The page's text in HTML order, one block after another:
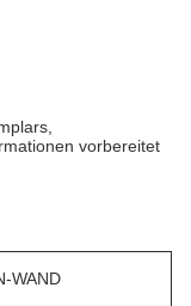
vorbereitet
WAND